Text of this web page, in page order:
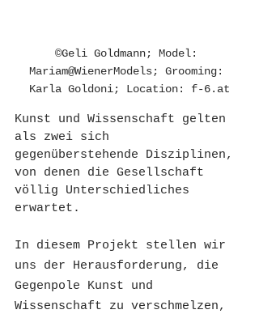
©Geli Goldmann; Model:
Mariam@WienerModels; Grooming:
Karla Goldoni; Location: f-6.at
Kunst und Wissenschaft gelten
als zwei sich
gegenüberstehende Disziplinen,
von denen die Gesellschaft
völlig Unterschiedliches
erwartet.
In diesem Projekt stellen wir
uns der Herausforderung, die
Gegenpole Kunst und
Wissenschaft zu verschmelzen,